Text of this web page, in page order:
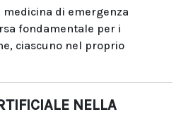
di emergenza
fondamentale per i
ciascuno nel proprio
NELLA